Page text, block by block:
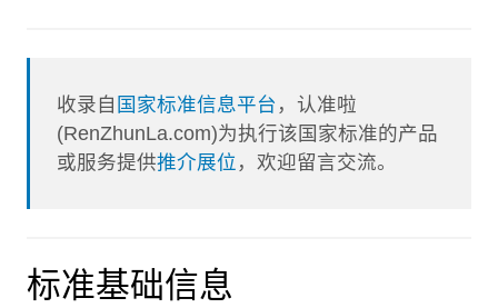
收录自 国家标准信息平台 ，认准啦
(RenZhunLa.com)为执行该国家标准的产品
或服务提供推介展位 ，欢迎留言交流。
标准基础信息